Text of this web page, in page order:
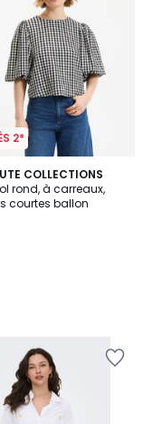
2*
COLLECTIONS
rond, à carreaux,
courtes ballon